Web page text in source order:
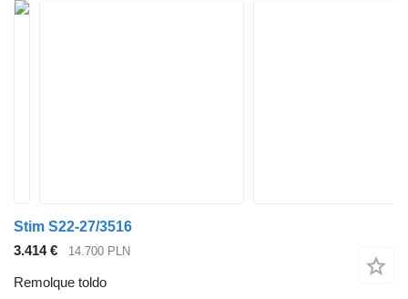
Stim S22-27/3516
3.414 €
14.700 PLN
Remolque toldo